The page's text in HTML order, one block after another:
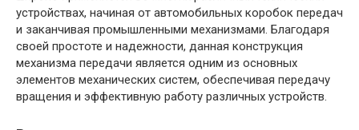
устройствах, начиная от автомобильных коробок передач
и заканчивая промышленными механизмами. Благодаря
своей простоте и надежности, данная конструкция
механизма передачи является одним из основных
элементов механических систем, обеспечивая передачу
вращения и эффективную работу различных устройств.